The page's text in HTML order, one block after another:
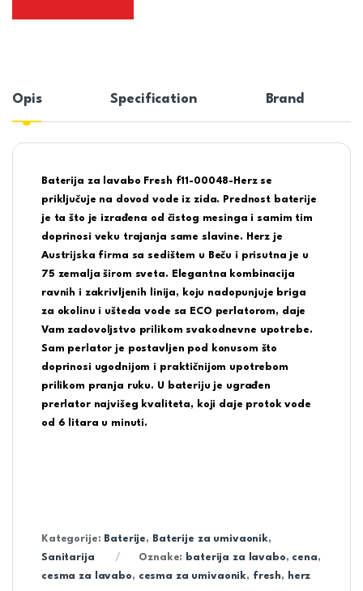
Opis Specification Brand
Baterija za lavabo Fresh f11-00048-Herz se
priključuje na dovod vode iz zida. Prednost baterije
je ta što je izrađena od čistog mesinga i samim tim
doprinosi veku trajanja same slavine. Herz je
Austrijska firma sa sedištem u Beču i prisutna je u
75 zemalja širom sveta. Elegantna kombinacija
ravnih i zakrivljenih linija, koju nadopunjuje briga
za okolinu i ušteda vode sa ECO perlatorom, daje
Vam zadovoljstvo prilikom svakodnevne upotrebe.
Sam perlator je postavljen pod konusom što
doprinosi ugodnijom i praktičnijom upotrebom
prilikom pranja ruku. U bateriju je ugrađen
prerlator najvišeg kvaliteta, koji daje protok vode
od 6 litara u minuti.
Kategorije: Baterije, Baterije za umivaonik,
Sanitarija
Oznake: baterija za lavabo, cena,
cesma za lavabo, cesma za umivaonik, fresh, herz